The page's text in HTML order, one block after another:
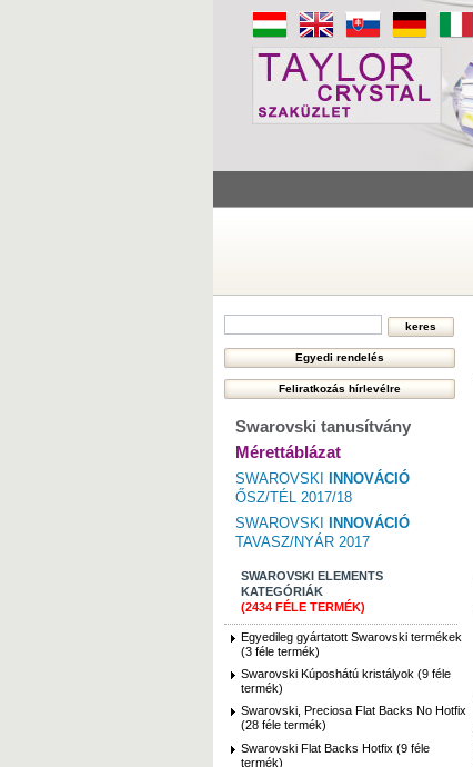
Swarovski tanusítvány
Mérettáblázat
SWAROVSKI
INNOVÁCIÓ
ŐSZ/TÉL 2017/18
SWAROVSKI
INNOVÁCIÓ
TAVASZ/NYÁR 2017
SWAROVSKI ELEMENTS
KATEGÓRIÁK
(2434 FÉLE TERMÉK)
Egyedileg gyártatott Swarovski termékek
(3 féle termék)
Swarovski Kúposhátú kristályok (9 féle
termék)
Swarovski, Preciosa Flat Backs No Hotfix
(28 féle termék)
Swarovski Flat Backs Hotfix (9 féle
termék)